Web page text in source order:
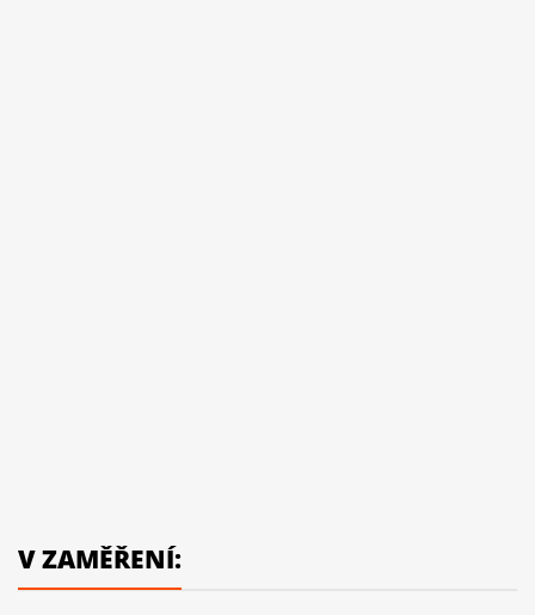
V ZAMĚŘENÍ: